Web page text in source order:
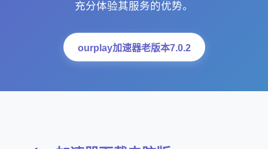
充分体验其服务的优势。
ourplay加速器老版本7.0.2